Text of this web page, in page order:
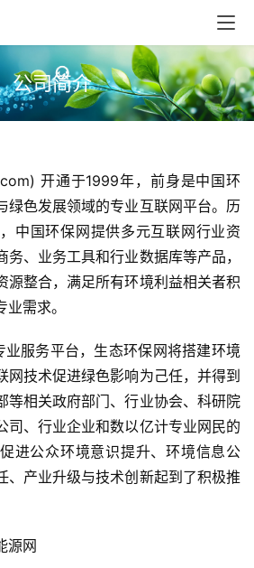
公司简介
开通于1999年，前身是中国环
绿色发展领域的专业互联网平台。历
中国环保网提供多元互联网行业资
、业务工具和行业数据库等产品，
源整合，满足所有环境利益相关者积
需求。
服务平台，生态环保网将搭建环境
网技术促进绿色影响为己任，并得到
等相关政府部门、行业协会、科研院
司、行业企业和数以亿计专业网民的
进公众环境意识提升、环境信息公
、产业升级与技术创新起到了积极推
源网